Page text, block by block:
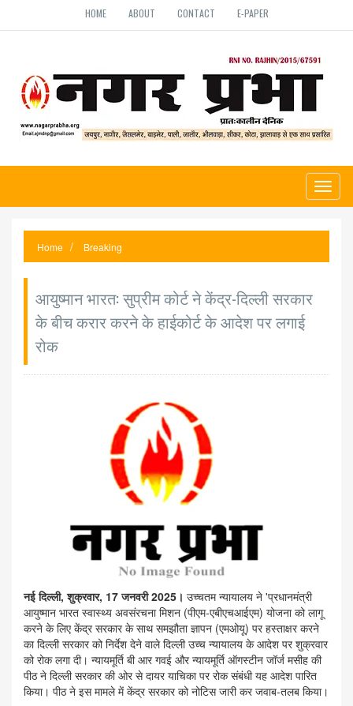
HOME ABOUT CONTACT E-PAPER
Home Breaking
आयुष्मान भारत: सुप्रीम कोर्ट ने केंद्र-दिल्ली सरकार
के बीच करार करने के हाईकोर्ट के आदेश पर लगाई
रोक
नई दिल्ली, शुक्रवार, 17 जनवरी 2025। उच्चतम न्यायालय ने 'प्रधानमंत्री
आयुष्मान भारत स्वास्थ्य अवसंरचना मिशन (पीएम-एबीएचआईएम) योजना को लागू
करने के लिए केंद्र सरकार के साथ समझौता ज्ञापन (एमओयू) पर हस्ताक्षर करने
का दिल्ली सरकार को निर्देश देने वाले दिल्ली उच्च न्यायालय के आदेश पर शुक्रवार
को रोक लगा दी। न्यायमूर्ति बी आर गवई और न्यायमूर्ति ऑगस्टीन जॉर्ज मसीह की
पीठ ने दिल्ली सरकार की ओर से दायर याचिका पर रोक संबंधी यह आदेश पारित
किया। पीठ ने इस मामले में केंद्र सरकार को नोटिस जारी कर जवाब-तलब किया।